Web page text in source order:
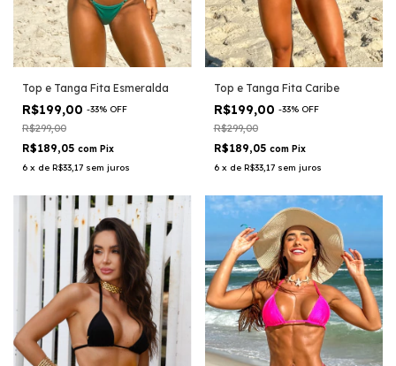
Top e Tanga Fita Esmeralda
R$199,00 -33% OFF
R$299,00
R$189,05 com Pix
6 x de R$33,17 sem juros
Top e Tanga Fita Caribe
R$199,00 -33% OFF
R$299,00
R$189,05 com Pix
6 x de R$33,17 sem juros